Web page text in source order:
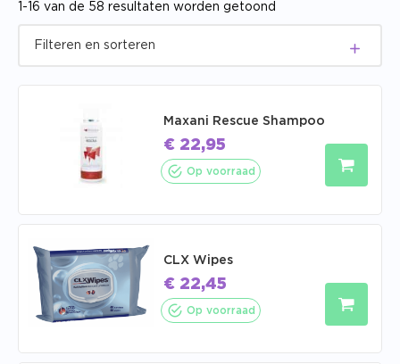
1-16 van de 58 resultaten worden getoond
Maxani Rescue Shampoo
€ 22,95
Op voorraad
CLX Wipes
€ 22,45
Op voorraad